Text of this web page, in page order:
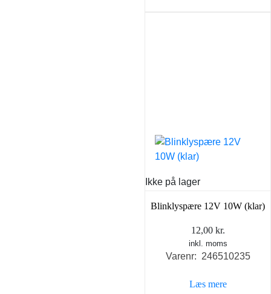
Ikke på lager
Blinklyspære 12V 10W (klar)
12,00 kr.
inkl. moms
Varenr: 246510235
Læs mere